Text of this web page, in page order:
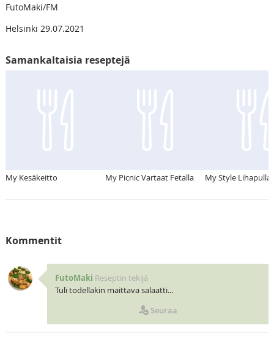
FutoMaki/FM
Helsinki 29.07.2021
Samankaltaisia reseptejä
My Kesäkeitto My Picnic Vartaat Fetalla My Style Lihapullat
Kommentit
FutoMaki Reseptin tekijä
Tuli todellakin maittava salaatti...
Seuraa